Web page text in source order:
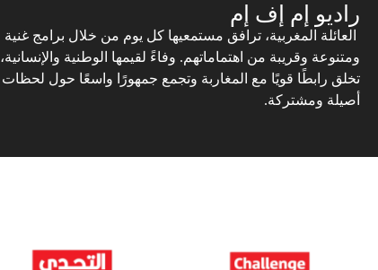
راديو إم إف إم
العائلة المغربية، ترافق مستمعيها كل يوم من خلال برامج غنية
ومتنوعة وقريبة من اهتماماتهم. وفاءً لقيمها الوطنية والإنسانية،
تخلق رابطًا قويًا مع المغاربة وتجمع جمهورًا واسعًا حول لحظات
أصيلة ومشتركة.